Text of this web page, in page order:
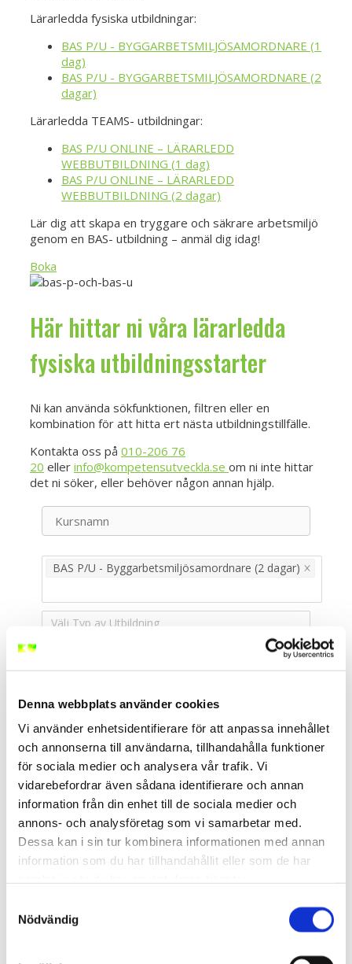
Denna webbplats använder cookies
Vi använder enhetsidentifierare för att anpassa innehållet
och annonserna till användarna, tillhandahålla funktioner
för sociala medier och analysera vår trafik. Vi
vidarebefordrar även sådana identifierare och annan
information från din enhet till de sociala medier och
annons- och analysföretag som vi samarbetar med.
Dessa kan i sin tur kombinera informationen med annan
information som du har tillhandahållit eller som de har
Nödvändig
Lärarledda fysiska utbildningar:
BAS P/U - BYGGARBETSMILJÖSAMORDNARE (1
dag)
BAS P/U - BYGGARBETSMILJÖSAMORDNARE (2
dagar)
Lärarledda TEAMS- utbildningar:
BAS P/U ONLINE – LÄRARLEDD
WEBBUTBILDNING (1 dag)
BAS P/U ONLINE – LÄRARLEDD
WEBBUTBILDNING (2 dagar)
Lär dig att skapa en tryggare och säkrare arbetsmiljö
genom en BAS- utbildning – anmäl dig idag!
Boka
Här hittar ni våra lärarledda
fysiska utbildningsstarter
Ni kan använda sökfunktionen, filtren eller en
kombination för att hitta ert nästa utbildningstillfälle.
Kontakta oss på 010-206 76
20 eller info@kompetensutveckla.se om ni inte hittar
det ni söker, eller behöver någon annan hjälp.
BAS P/U - Byggarbetsmiljösamordnare (2 dagar)
Välj Typ av Utbildning
< /9 >
BAS P/U - Byggarbetsmiljösamordnare (2
dagar)
Uppsala